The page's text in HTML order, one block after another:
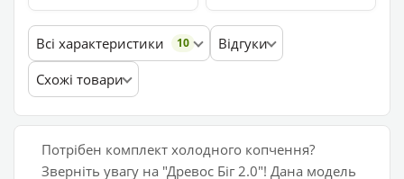
Всі характеристики 10
Відгуки
Схожі товари
Потрібен комплект холодного копчення?
Зверніть увагу на "Древос Біг 2.0"! Дана модель